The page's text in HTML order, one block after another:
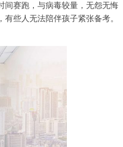
间赛跑，与病毒较量，无怨无悔
些人无法陪伴孩子紧张备考。